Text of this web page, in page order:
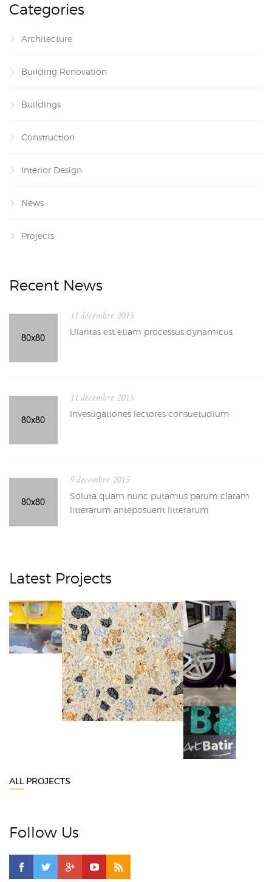
Categories
Architecture
Building Renovation
Buildings
Construction
Interior Design
News
Projects
Recent News
11 décembre 2015
Ularitas est etiam processus dynamicus
11 décembre 2015
Investigationes lectores consuetudium
9 décembre 2015
Soluta quam nunc putamus parum claram
litterarum anteposuerit litterarum
Latest Projects
ALL PROJECTS
Follow Us